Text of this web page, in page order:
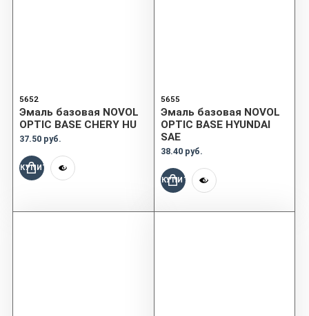
5652
Эмаль базовая NOVOL
OPTIC BASE CHERY HU
37.50 руб.
КУПИТЬ
5655
Эмаль базовая NOVOL
OPTIC BASE HYUNDAI
SAE
38.40 руб.
КУПИТЬ